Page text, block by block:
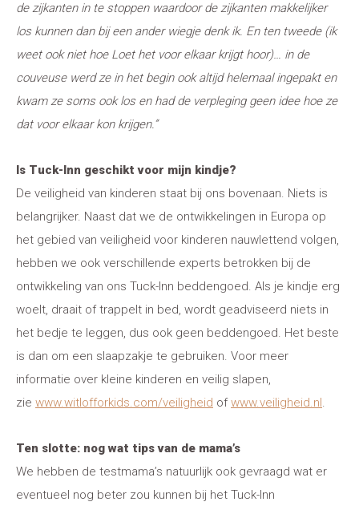
de zijkanten in te stoppen waardoor de zijkanten makkelijker
los kunnen dan bij een ander wiegje denk ik. En ten tweede (ik
weet ook niet hoe Loet het voor elkaar krijgt hoor)… in de
couveuse werd ze in het begin ook altijd helemaal ingepakt en
kwam ze soms ook los en had de verpleging geen idee hoe ze
dat voor elkaar kon krijgen.”
Is Tuck-Inn geschikt voor mijn kindje?
De veiligheid van kinderen staat bij ons bovenaan. Niets is
belangrijker. Naast dat we de ontwikkelingen in Europa op
het gebied van veiligheid voor kinderen nauwlettend volgen,
hebben we ook verschillende experts betrokken bij de
ontwikkeling van ons Tuck-Inn beddengoed. Als je kindje erg
woelt, draait of trappelt in bed, wordt geadviseerd niets in
het bedje te leggen, dus ook geen beddengoed. Het beste
is dan om een slaapzakje te gebruiken. Voor meer
informatie over kleine kinderen en veilig slapen,
zie www.witlofforkids.com/veiligheid ofwww.veiligheid.nl .
Ten slotte: nog wat tips van de mama’s
We hebben de testmama’s natuurlijk ook gevraagd wat er
eventueel nog beter zou kunnen bij het Tuck-Inn